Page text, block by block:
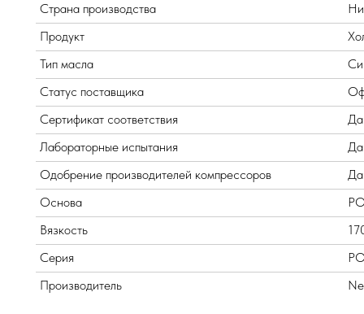
Страна производства
Продукт
Тип масла
Статус поставщика
Сертификат соответствия
Да
Лабораторные испытания
Да
Одобрение производителей компрессоров
Да
Основа
Вязкость
Серия
Производитель